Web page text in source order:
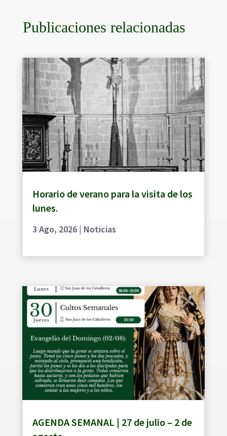
Publicaciones relacionadas
Horario de verano para la visita de los
lunes.
3 Ago, 2026| Noticias
AGENDA SEMANAL | 27 de julio – 2 de